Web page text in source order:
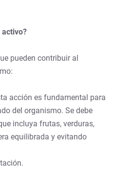
activo?
pueden contribuir al
acción es fundamental para
del organismo. Se debe
incluya frutas, verduras,
equilibrada y evitando